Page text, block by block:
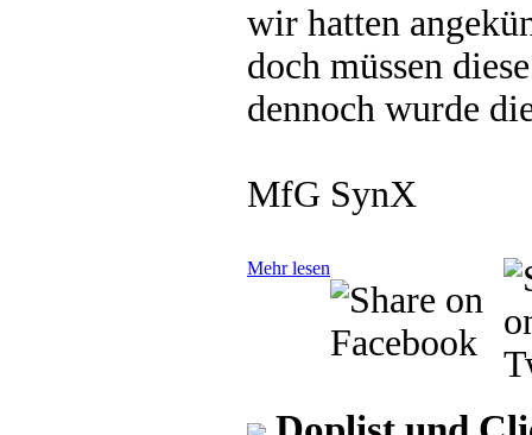
wir hatten
doch müssen
dennoch wurde
MfG SynX
Mehr lesen